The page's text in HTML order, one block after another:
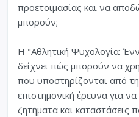
προετοιμασίας και να
μπορούν;
Η "Αθλητική Ψυχολογία:
δείχνει πώς μπορούν να
που υποστηρίζονται από
επιστημονική έρευνα για
ζητήματα και καταστάσεις